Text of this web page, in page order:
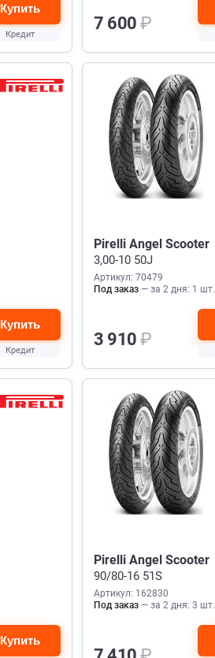
Купить
Кредит
7 600₽
Купить
Кредит
Pirelli Angel Scooter
3,00-10 50J
Артикул: 70479
Под заказ — за 2 дня: 1 шт.
3 910₽
Купить
Pirelli Angel Scooter
90/80-16 51S
Артикул: 162830
Под заказ — за 2 дня: 3 шт.